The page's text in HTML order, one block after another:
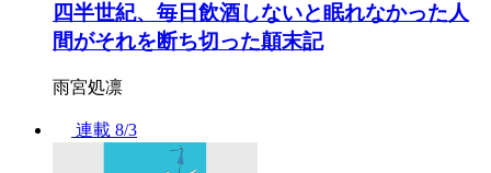
四半世紀、毎日飲酒しないと眠れなかった人
間がそれを断ち切った顛末記
雨宮処凛
連載 8/3